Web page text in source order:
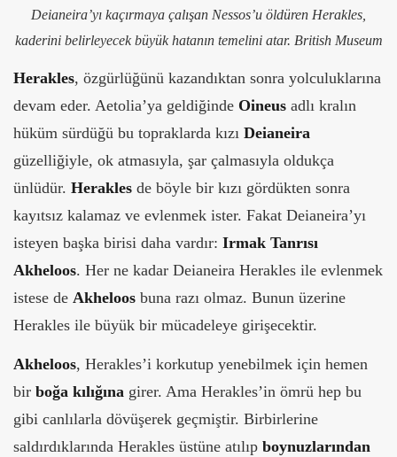
Deianeira’yı kaçırmaya çalışan Nessos’u öldüren Herakles,
kaderini belirleyecek büyük hatanın temelini atar. British Museum
Herakles, özgürlüğünü kazandıktan sonra yolculuklarına
devam eder. Aetolia’ya geldiğinde Oineus adlı kralın
hüküm sürdüğü bu topraklarda kızı Deianeira
güzelliğiyle, ok atmasıyla, şar çalmasıyla oldukça
ünlüdür. Herakles de böyle bir kızı gördükten sonra
kayıtsız kalamaz ve evlenmek ister. Fakat Deianeira’yı
isteyen başka birisi daha vardır: Irmak Tanrısı
Akheloos. Her ne kadar Deianeira Herakles ile evlenmek
istese de Akheloos buna razı olmaz. Bunun üzerine
Herakles ile büyük bir mücadeleye girişecektir.
Akheloos, Herakles’i korkutup yenebilmek için hemen
bir boğa kılığına girer. Ama Herakles’in ömrü hep bu
gibi canlılarla dövüşerek geçmiştir. Birbirlerine
saldırdıklarında Herakles üstüne atılıp boynuzlarından